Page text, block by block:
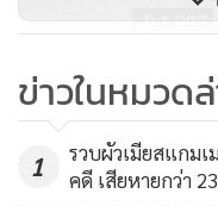
1,993
10,012
ข่าวในหมวด
1
รวบผัวเมียสแกม
คดี เสียหายกว่า